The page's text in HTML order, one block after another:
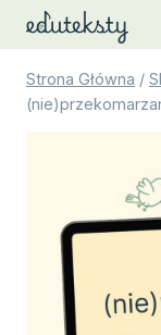
Przejdź
treściStrona Główna /